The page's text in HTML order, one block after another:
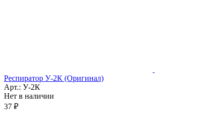
Респиратор У-2К (Оригинал)
Арт.: У-2К
Нет в наличии
37 ₽